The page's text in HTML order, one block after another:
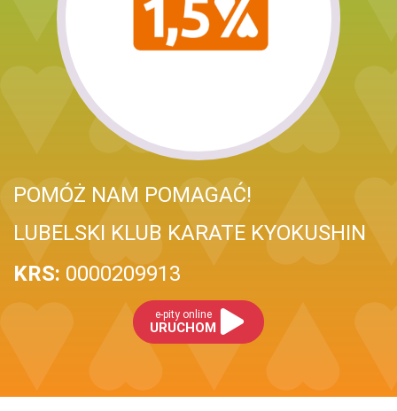
POMÓŻ NAM POMAGAĆ!
LUBELSKI KLUB KARATE KYOKUSHIN
KRS: 0000209913
e-pity online
URUCHOM